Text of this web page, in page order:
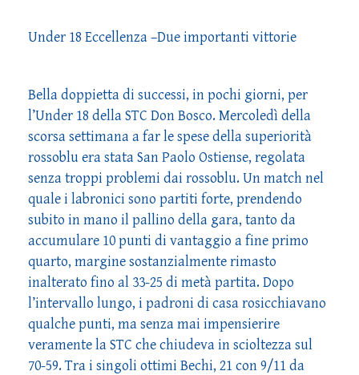
Under 18 Eccellenza –Due importanti vittorie
Bella doppietta di successi, in pochi giorni, per
l’Under 18 della STC Don Bosco. Mercoledì della
scorsa settimana a far le spese della superiorità
rossoblu era stata San Paolo Ostiense, regolata
senza troppi problemi dai rossoblu. Un match nel
quale i labronici sono partiti forte, prendendo
subito in mano il pallino della gara, tanto da
accumulare 10 punti di vantaggio a fine primo
quarto, margine sostanzialmente rimasto
inalterato fino al 33-25 di metà partita. Dopo
l’intervallo lungo, i padroni di casa rosicchiavano
qualche punti, ma senza mai impensierire
veramente la STC che chiudeva in scioltezza sul
70-59. Tra i singoli ottimi Bechi, 21 con 9/11 da